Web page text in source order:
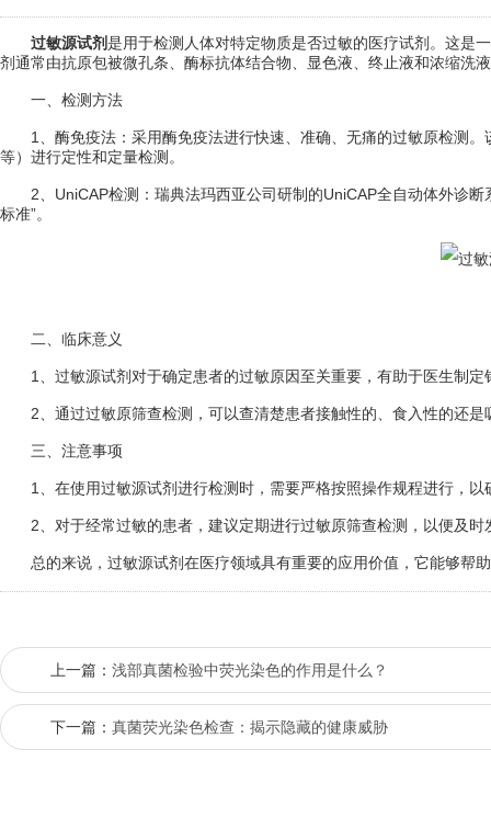
过敏源试剂是用于检测人体对特定物质是否过敏的医疗试剂。这是
剂通常由抗原包被微孔条、酶标抗体结合物、显色液、终止液和浓缩洗
一、检测方法
1、酶免疫法：采用酶免疫法进行快速、准确、无痛的过敏原检测。
等）进行定性和定量检测。
2、UniCAP检测：瑞典法玛西亚公司研制的UniCAP全自动体外诊断
标准”。
二、临床意义
1、过敏源试剂对于确定患者的过敏原因至关重要，有助于医生制定
2、通过过敏原筛查检测，可以查清楚患者接触性的、食入性的还是
三、注意事项
1、在使用过敏源试剂进行检测时，需要严格按照操作规程进行，以
2、对于经常过敏的患者，建议定期进行过敏原筛查检测，以便及时
总的来说，过敏源试剂在医疗领域具有重要的应用价值，它能够帮
上一篇： 浅部真菌检验中荧光染色的作用是什么？
下一篇： 真菌荧光染色检查：揭示隐藏的健康威胁